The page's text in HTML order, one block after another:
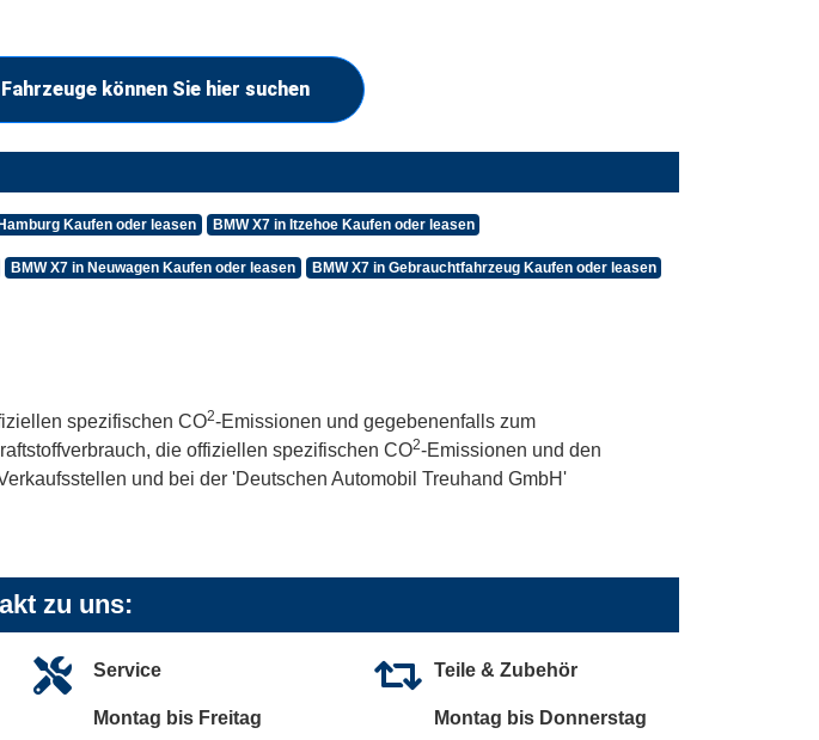
können Sie hier suchen
Kaufen oder leasen BMW X7 in Itzehoe Kaufen oder leasen
BMW X7 in Neuwagen Kaufen oder leasen BMW X7 in Gebrauchtfahrzeug Kaufen oder leasen
spezifischen CO2-Emissionen und gegebenenfalls zum
die offiziellen spezifischen CO2-Emissionen und den
und bei der 'Deutschen Automobil Treuhand GmbH'
zu uns:
Service
Montag bis Freitag
Teile & Zubehör
Montag bis Donnerstag